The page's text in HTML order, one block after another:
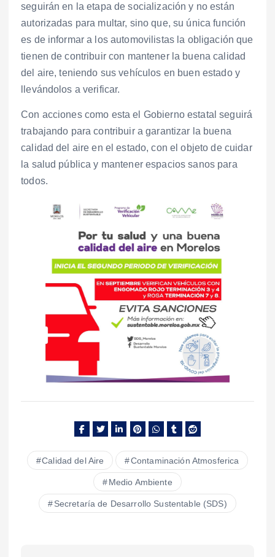
seguirán en la etapa de socialización y no están
autorizadas para multar, sino que, su única función
es de informar a los automovilistas la obligación que
tienen de contribuir con mantener la buena calidad
del aire, teniendo sus vehículos en buen estado y
llevándolos a verificar.
Con acciones como esta el Gobierno estatal seguirá
trabajando para contribuir a garantizar la buena
calidad del aire en el estado, con el objeto de cuidar
la salud pública y mantener espacios sanos para
todos.
Calidad del Aire Contaminación Atmosferica
Medio Ambiente
Secretaría de Desarrollo Sustentable (SDS)